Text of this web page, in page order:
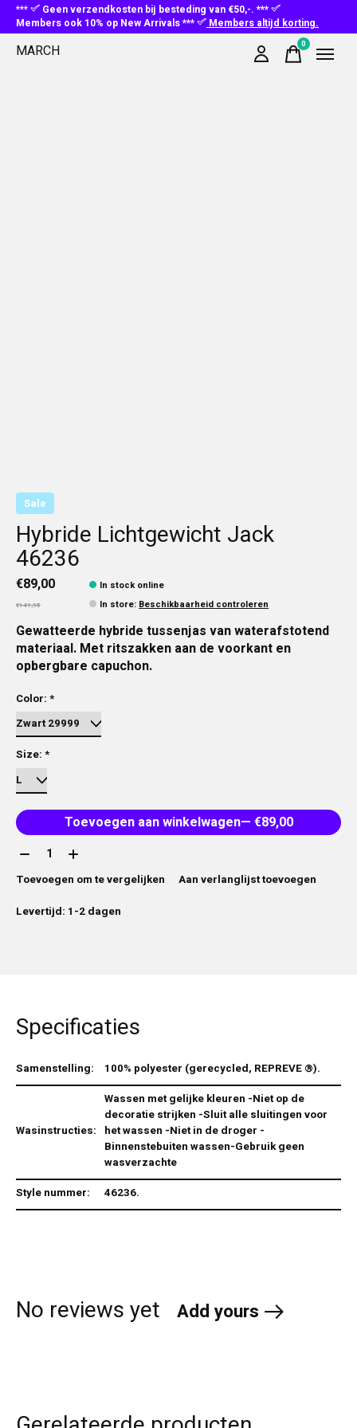
***
Geen verzendkosten bij besteding van €50,-. ***
Members ook 10% op New Arrivals ***
Members altijd korting.
MARCH 0items
Sale
Hybride Lichtgewicht Jack
46236
€89,00
€149,95
In stock online
In store: Beschikbaarheid controleren
Gewatteerde hybride tussenjas van waterafstotend
materiaal. Met ritszakken aan de voorkant en
opbergbare capuchon.
Color: *
Size: *
Toevoegen aan winkelwagen
— €89,00
Aantal:
Toevoegen om te vergelijken
Aan verlanglijst toevoegen
Levertijd: 1-2 dagen
Specificaties
Samenstelling: 100% polyester (gerecycled, REPREVE ®).
Wasinstructies:
Wassen met gelijke kleuren -Niet op de
decoratie strijken -Sluit alle sluitingen voor
het wassen -Niet in de droger -
Binnenstebuiten wassen-Gebruik geen
wasverzachte
Style nummer:
46236.
No reviews yet Add yours